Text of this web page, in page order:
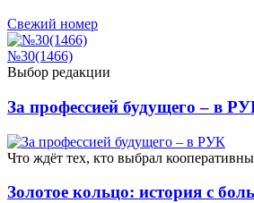
Свежий номер
№30(1466)
Выбор редакции
За профессией будущего – в
Что ждёт тех, кто выбрал
Золотое кольцо: история с